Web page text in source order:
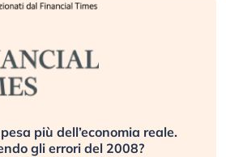
più dell’economia reale.
gli errori del 2008?